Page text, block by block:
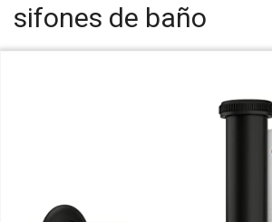
sifones de baño